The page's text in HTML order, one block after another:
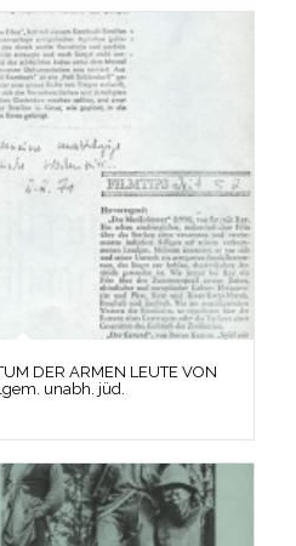
DER ARMEN LEUTE VON
unabh. jüd.